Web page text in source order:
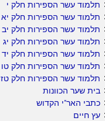
תלמוד עשר הספירות חלק י
תלמוד עשר הספירות חלק יא
תלמוד עשר הספירות חלק יב
תלמוד עשר הספירות חלק יג
תלמוד עשר הספירות חלק יד
תלמוד עשר הספירות חלק טו
תלמוד עשר הספירות חלק טז
בית שער הכוונות
כתבי האר"י הקדוש
עץ חיים